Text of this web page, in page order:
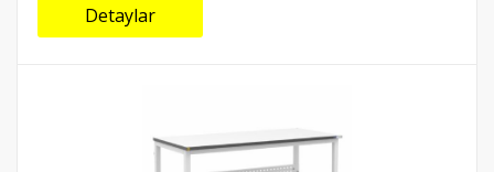
Detaylar